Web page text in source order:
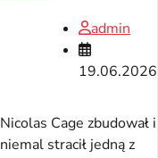
admin
19.06.2026
Nicolas Cage zbudował i
niemal stracił jedną z